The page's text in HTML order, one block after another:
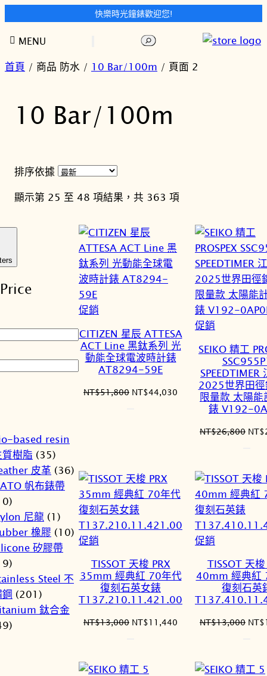
快樂時光鐘錶歡迎您!
至
主
要
搜
MENU
首頁 / 商品 防水 / 10 Bar/100m / 頁面 2
10 Bar/100m
排序依據
顯示第 25 至 48 項結果，共 363 項依
based resin
質樹脂 (35)
皮革 (36)
帆布錶帶
尼龍 (1)
橡膠 (10)
矽膠帶
Steel 不
(201)
鈦合金
促銷
商
品
CITIZEN 星辰 ATTESA
ACT Line 黑鈦系列 光
動能全球電波時計錶
AT8294-59E
NT$51,800 原
NT$44,030
促銷
商
品
SEIKO 精工
SPEEDTIMER
2025世界田徑
限量款 太陽能
錶 V192-
NT$26,800 原
NT$
促銷
商
品
TISSOT 天梭 PRX
35mm 經典紅 70年代
復刻石英女錶
T137.210.11.421.00
NT$13,000 原
NT$11,440
促銷
商
品
TISSOT 天梭
40mm 經典紅
復刻石英
NT$13,000 原
NT$